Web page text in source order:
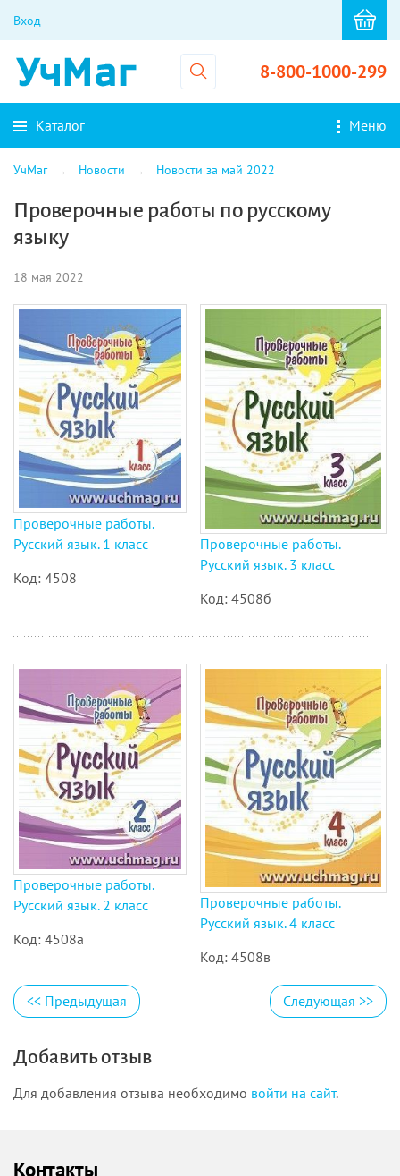
Вход
8-800-1000-299
Каталог Меню
УчМаг Новости Новости за май 2022
Проверочные работы по русскому
языку
18 мая 2022
Проверочные работы.
Русский язык. 1 класс
Код: 4508
Проверочные работы.
Русский язык. 3 класс
Код: 4508б
Проверочные работы.
Русский язык. 2 класс
Код: 4508а
Проверочные работы.
Русский язык. 4 класс
Код: 4508в
<< Предыдущая Следующая >>
Добавить отзыв
Для добавления отзыва необходимо войти на сайт.
Контакты